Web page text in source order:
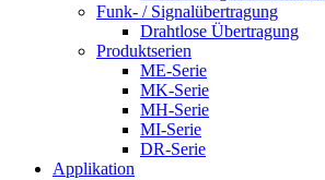
Funk- / Signalübertragung
Drahtlose Übertragung
Produktserien
ME-Serie
MK-Serie
MH-Serie
MI-Serie
DR-Serie
Applikation